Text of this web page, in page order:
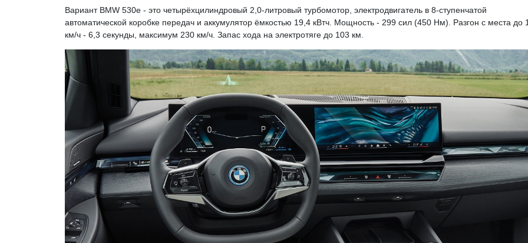
Вариант BMW 530e - это четырёхцилиндровый 2,0-литровый турбомотор, электродвигатель в 8-ступенчатой
автоматической коробке передач и аккумулятор ёмкостью 19,4 кВтч. Мощность - 299 сил (450 Нм). Разгон с места до
км/ч - 6,3 секунды, максимум 230 км/ч. Запас хода на электротяге до 103 км.